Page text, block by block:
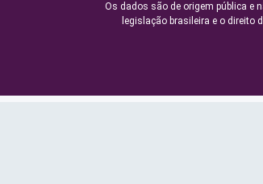
Os dados são de origem pública e
legislação brasileira e o direito